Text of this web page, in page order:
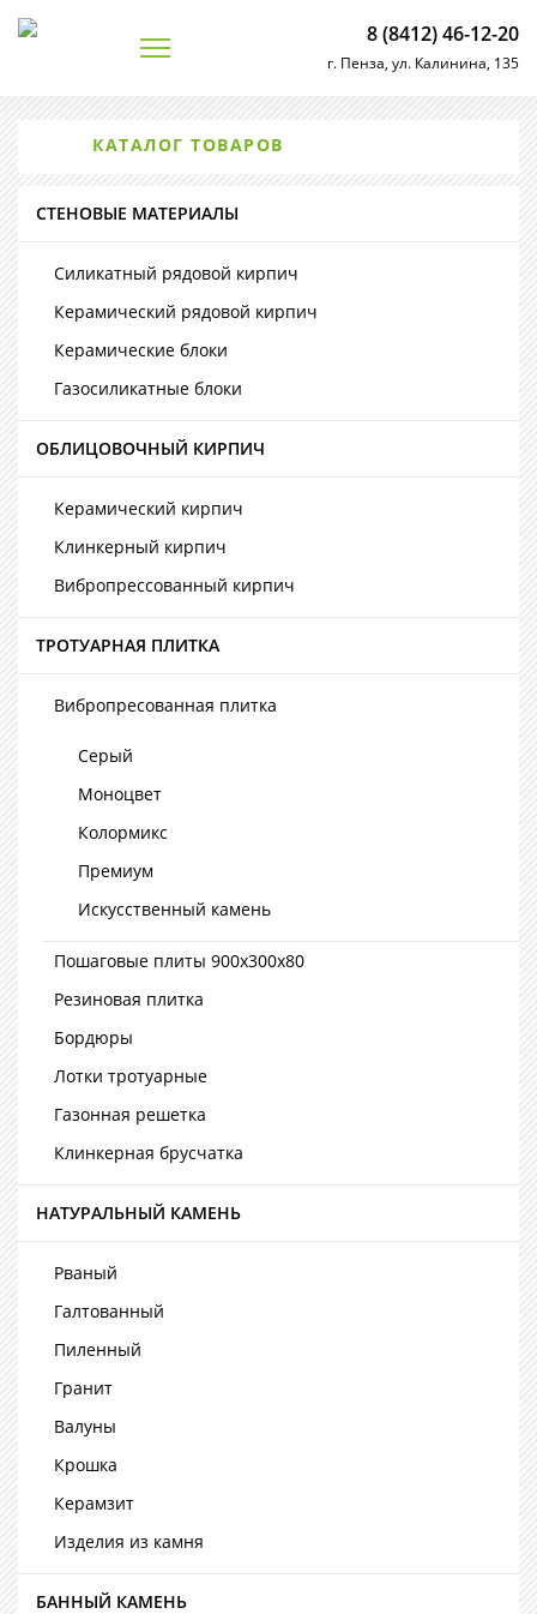
8 (8412) 46-12-20
г. Пенза, ул. Калинина, 135
КАТАЛОГ ТОВАРОВ
СТЕНОВЫЕ МАТЕРИАЛЫ
Силикатный рядовой кирпич
Керамический рядовой кирпич
Керамические блоки
Газосиликатные блоки
ОБЛИЦОВОЧНЫЙ КИРПИЧ
Керамический кирпич
Клинкерный кирпич
Вибропрессованный кирпич
ТРОТУАРНАЯ ПЛИТКА
Вибропресованная плитка
Серый
Моноцвет
Колормикс
Премиум
Искусственный камень
Пошаговые плиты 900х300х80
Резиновая плитка
Бордюры
Лотки тротуарные
Газонная решетка
Клинкерная брусчатка
НАТУРАЛЬНЫЙ КАМЕНЬ
Рваный
Галтованный
Пиленный
Гранит
Валуны
Крошка
Керамзит
Изделия из камня
БАННЫЙ КАМЕНЬ